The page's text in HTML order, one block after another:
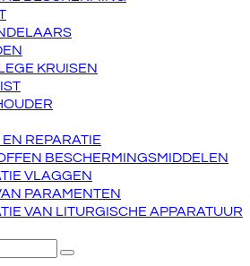
KRUISEN
REPARATIE
BESCHERMINGSMIDDELEN
VLAGGEN
PARAMENTEN
VAN LITURGISCHE APPARATUUR
Verzenden